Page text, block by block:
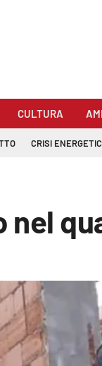
CULTURA
CRISI